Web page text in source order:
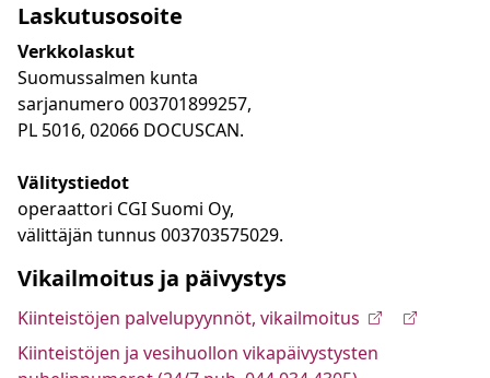
Laskutusosoite
Verkkolaskut
Suomussalmen kunta
sarjanumero 003701899257,
PL 5016, 02066 DOCUSCAN.
Välitystiedot
operaattori CGI Suomi Oy,
välittäjän tunnus 003703575029.
Vikailmoitus ja päivystys
Kiinteistöjen palvelupyynnöt, vikailmoitus
Kiinteistöjen ja vesihuollon vikapäivystysten